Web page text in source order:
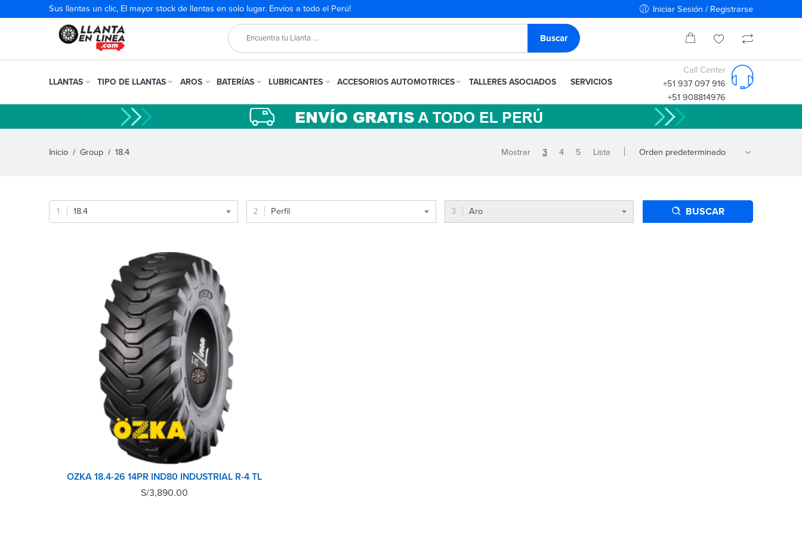
Sus llantas un clic, El mayor stock de llantas en solo lugar. Envíos a todo el Perú! Iniciar Sesión / Registrarse
LLANTAS TIPO DE LLANTAS AROS BATERÍAS LUBRICANTES ACCESORIOS AUTOMOTRICES TALLERES ASOCIADOS SERVICIOS
Call Center
+51 937 097 916
+51 908814976
Inicio / Group / 18.4 Mostrar 3 4 5 Lista
18.4 Perfil Aro BUSCAR
OZKA 18.4-26 14PR IND80 INDUSTRIAL R-4 TL
S/3,890.00